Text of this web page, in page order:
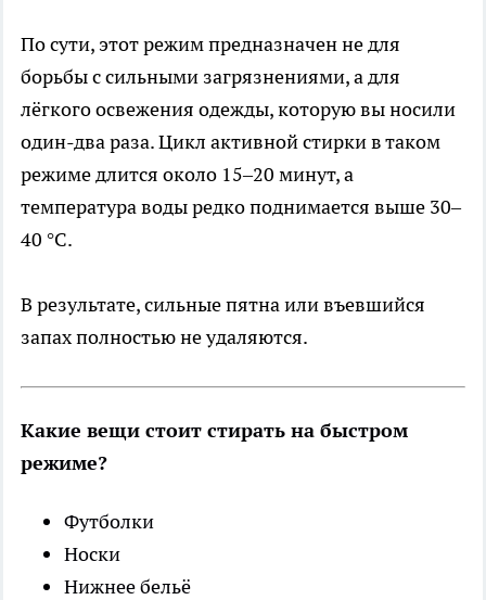
По сути, этот режим предназначен не для
борьбы с сильными загрязнениями, а для
лёгкого освежения одежды, которую вы носили
один-два раза. Цикл активной стирки в таком
режиме длится около 15–20 минут, а
температура воды редко поднимается выше 30–
40 °C.
В результате, сильные пятна или въевшийся
запах полностью не удаляются.
Какие вещи стоит стирать на быстром
режиме?
Футболки
Носки
Нижнее бельё